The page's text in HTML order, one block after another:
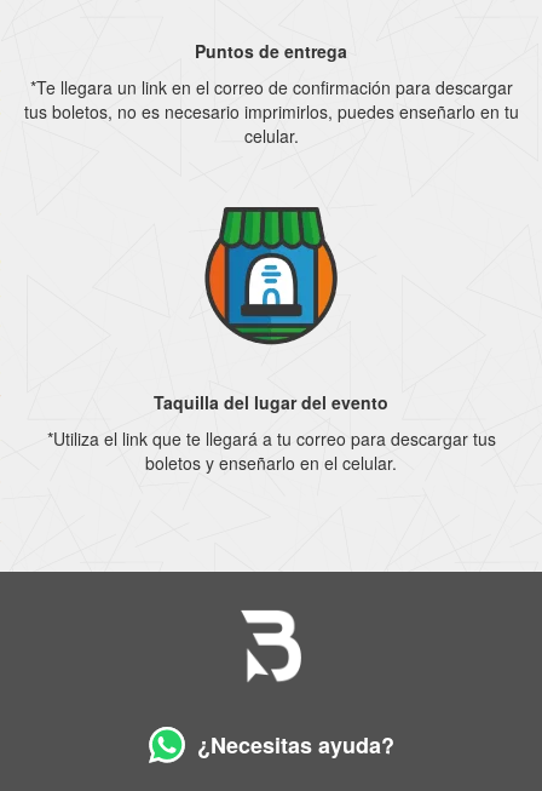
Puntos de entrega
*Te llegara un link en el correo de confirmación para descargar
tus boletos, no es necesario imprimirlos, puedes enseñarlo en tu
celular.
Taquilla del lugar del evento
*Utiliza el link que te llegará a tu correo para descargar tus
boletos y enseñarlo en el celular.
¿Necesitas ayuda?